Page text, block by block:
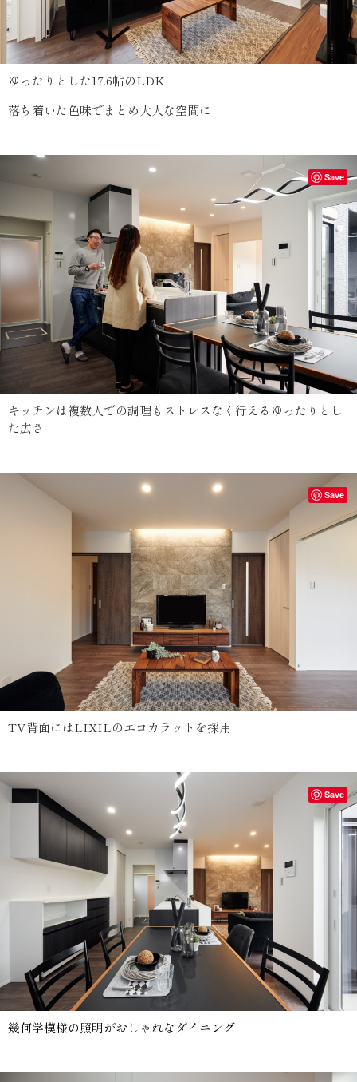
ゆったりとした17.6帖のLDK
落ち着いた色味でまとめ大人な空間に
キッチンは複数人での調理もストレスなく行えるゆったりとし
た広さ
Save
TV背面にはLIXILのエコカラットを採用
Save
幾何学模様の照明がおしゃれなダイニング
Save